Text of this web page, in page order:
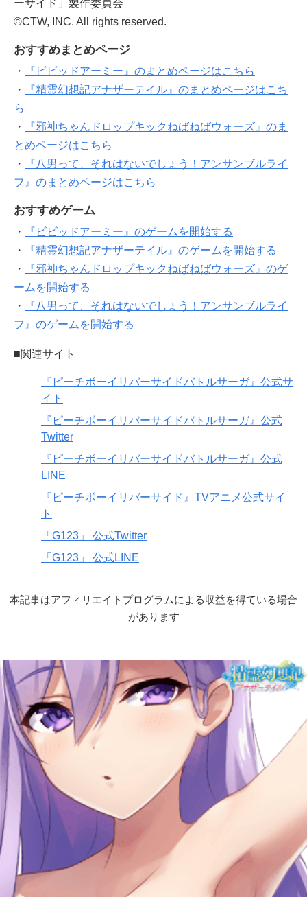
ーサイド」製作委員会
©CTW, INC. All rights reserved.
おすすめまとめページ
・
『ビビッドアーミー』のまとめページはこちら
・
『精霊幻想記アナザーテイル』のまとめページはこち
ら
・
『邪神ちゃんドロップキックねばねばウォーズ』のま
とめページはこちら
・
『八男って、それはないでしょう！アンサンブルライ
フ』のまとめページはこちら
おすすめゲーム
・
『ビビッドアーミー』のゲームを開始する
・
『精霊幻想記アナザーテイル』のゲームを開始する
・
『邪神ちゃんドロップキックねばねばウォーズ』のゲ
ームを開始する
・
『八男って、それはないでしょう！アンサンブルライ
フ』のゲームを開始する
■関連サイト
『ピーチボーイリバーサイドバトルサーガ』公式サ
イト
『ピーチボーイリバーサイドバトルサーガ』公式
Twitter
『ピーチボーイリバーサイドバトルサーガ』公式
LINE
『ピーチボーイリバーサイド』TVアニメ公式サイ
ト
「G123」 公式Twitter
「G123」 公式LINE
本記事はアフィリエイトプログラムによる収益を得ている場合
があります